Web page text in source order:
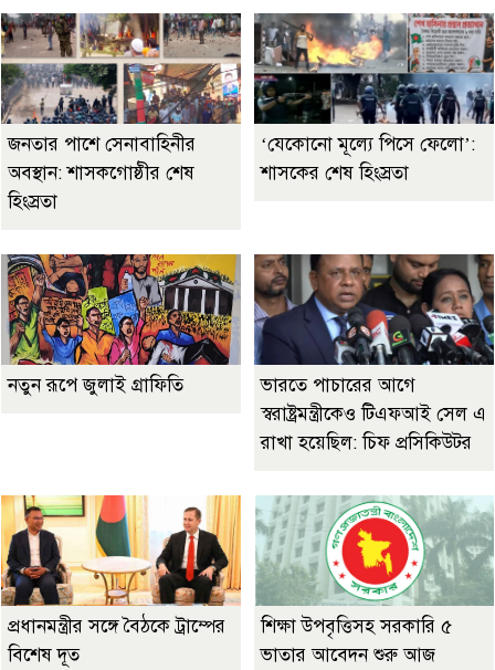
জনতার পাশে সেনাবাহিনীর
অবস্থান: শাসকগোষ্ঠীর শেষ
হিংস্রতা
‘যেকোনো মূল্যে পিসে ফেলো’:
শাসকের শেষ হিংস্রতা
নতুন রূপে জুলাই গ্রাফিতি
ভারতে পাচারের আগে
স্বরাষ্ট্রমন্ত্রীকেও টিএফআই সেল এ
রাখা হয়েছিল: চিফ প্রসিকিউটর
প্রধানমন্ত্রীর সঙ্গে বৈঠকে ট্রাম্পের
বিশেষ দূত
শিক্ষা উপবৃত্তিসহ সরকারি ৫
ভাতার আবেদন শুরু আজ